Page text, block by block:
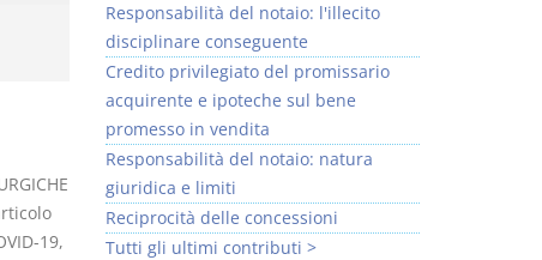
19,
Responsabilità del notaio: l'illecito
disciplinare conseguente
Credito privilegiato del promissario
acquirente e ipoteche sul bene
promesso in vendita
Responsabilità del notaio: natura
giuridica e limiti
Reciprocità delle concessioni
Tutti gli ultimi contributi >